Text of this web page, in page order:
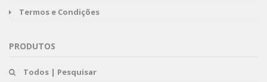
Termos e Condições
PRODUTOS
Todos | Pesquisar